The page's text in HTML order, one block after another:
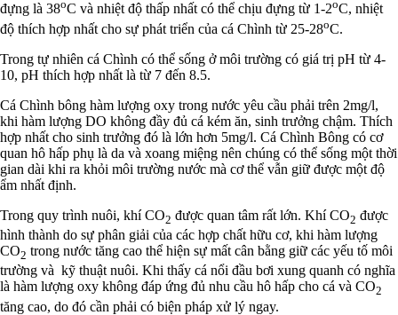
đựng là 38oC và nhiệt độ thấp nhất có thể chịu đựng từ 1-2oC, nhiệt
độ thích hợp nhất cho sự phát triển của cá Chình từ 25-28oC.
Trong tự nhiên cá Chình có thể sống ở môi trường có giá trị pH từ 4-
10, pH thích hợp nhất là từ 7 đến 8.5.
Cá Chình bông hàm lượng oxy trong nước yêu cầu phải trên 2mg/l,
khi hàm lượng DO không đầy đủ cá kém ăn, sinh trưởng chậm. Thích
hợp nhất cho sinh trưởng đó là lớn hơn 5mg/l. Cá Chình Bông có cơ
quan hô hấp phụ là da và xoang miệng nên chúng có thể sống một thời
gian dài khi ra khỏi môi trường nước mà cơ thể vẫn giữ được một độ
ẩm nhất định.
Trong quy trình nuôi, khí CO2 được quan tâm rất lớn. Khí CO2 được
hình thành do sự phân giải của các hợp chất hữu cơ, khi hàm lượng
CO2 trong nước tăng cao thể hiện sự mất cân bằng giữ các yếu tố môi
trường và kỹ thuật nuôi. Khi thấy cá nổi đầu bơi xung quanh có nghĩa
là hàm lượng oxy không đáp ứng đủ nhu cầu hô hấp cho cá và CO2
tăng cao, do đó cần phải có biện pháp xử lý ngay.